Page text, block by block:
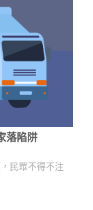
落陷阱
民眾不得不注